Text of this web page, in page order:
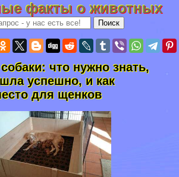
факты о животных
что нужно знать,
успешно, и как
для щенков